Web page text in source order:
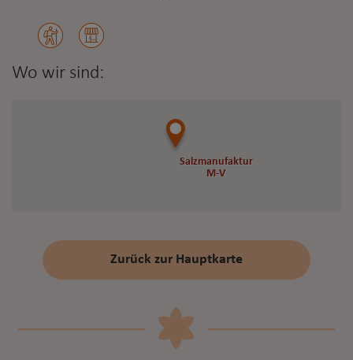
Wo wir sind:
Salzmanufaktur
M-V
Salzmanufaktur
M-V
Zurück zur Hauptkarte